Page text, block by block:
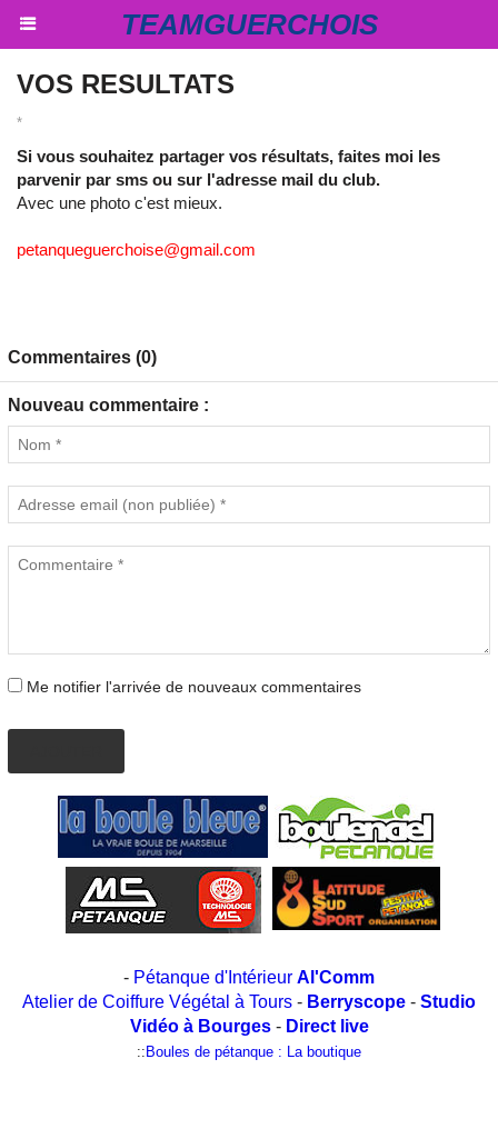
TEAMGUERCHOIS
VOS RESULTATS
*
Si vous souhaitez partager vos résultats, faites moi les
parvenir par sms ou sur l'adresse mail du club.
Avec une photo c'est mieux.
petanqueguerchoise@gmail.com
Commentaires (0)
Nouveau commentaire :
Me notifier l'arrivée de nouveaux commentaires
- Pétanque d'Intérieur Al'Comm
Atelier de Coiffure Végétal à Tours - Berryscope - Studio
Vidéo à Bourges- Direct live
:: Boules de pétanque : La boutique